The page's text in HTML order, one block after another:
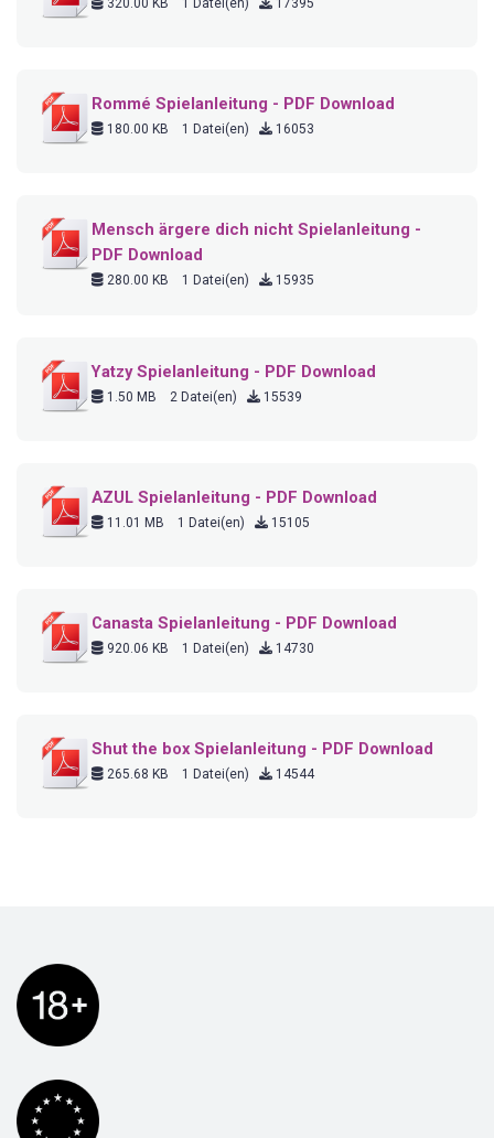
320.00 KB 1 Datei(en) 17395
Rommé Spielanleitung - PDF Download
180.00 KB 1 Datei(en) 16053
Mensch ärgere dich nicht Spielanleitung -
PDF Download
280.00 KB 1 Datei(en) 15935
Yatzy Spielanleitung - PDF Download
1.50 MB 2 Datei(en) 15539
AZUL Spielanleitung - PDF Download
11.01 MB 1 Datei(en) 15105
Canasta Spielanleitung - PDF Download
920.06 KB 1 Datei(en) 14730
Shut the box Spielanleitung - PDF Download
265.68 KB 1 Datei(en) 14544